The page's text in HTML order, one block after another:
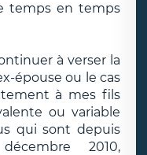
temps en temps
à verser la
épouse ou le cas
à mes fils
ou variable
qui sont depuis
2010,